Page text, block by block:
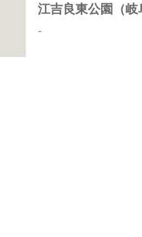
-